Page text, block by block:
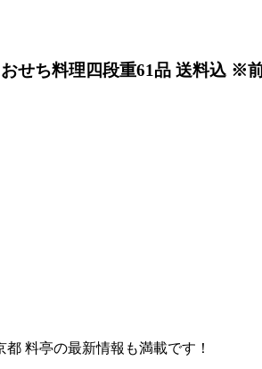
せち料理四段重61品 送料込 ※
料亭の最新情報も満載です！